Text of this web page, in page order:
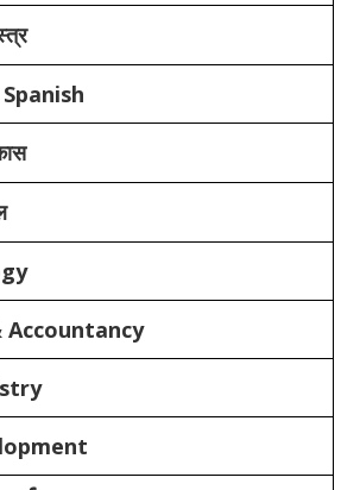
Accountancy